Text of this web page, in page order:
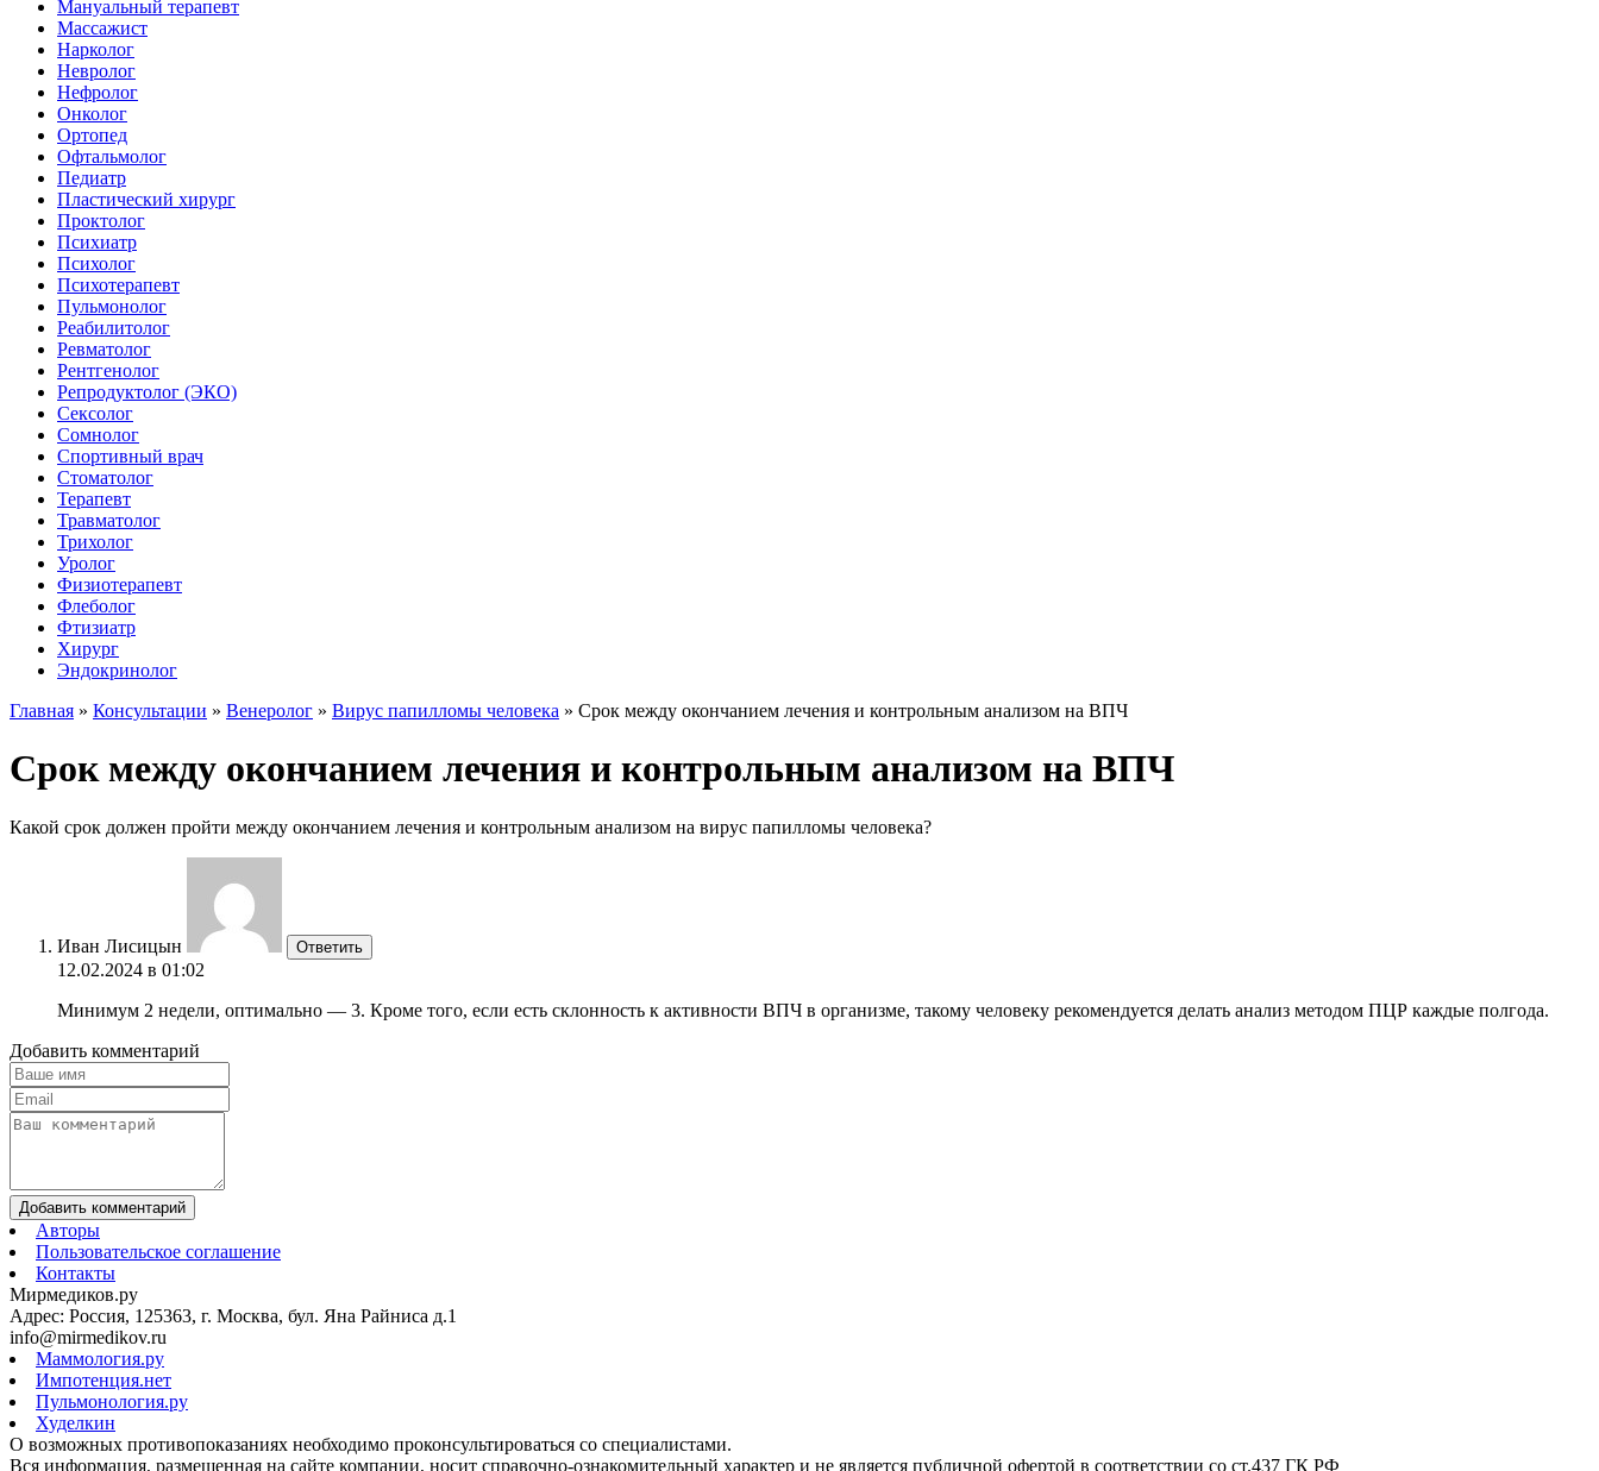
Мануальный терапевт
Массажист
Нарколог
Невролог
Нефролог
Онколог
Ортопед
Офтальмолог
Педиатр
Пластический хирург
Проктолог
Психиатр
Психолог
Психотерапевт
Пульмонолог
Реабилитолог
Ревматолог
Рентгенолог
Репродуктолог (ЭКО)
Сексолог
Сомнолог
Спортивный врач
Стоматолог
Терапевт
Травматолог
Трихолог
Уролог
Физиотерапевт
Флеболог
Фтизиатр
Хирург
Эндокринолог
Главная » Консультации » Венеролог » Вирус папилломы человека » Срок между окончанием лечения и контрольным анализом на ВПЧ
Срок между окончанием лечения и контрольным анализом на ВПЧ
Какой срок должен пройти между окончанием лечения и контрольным анализом на вирус папилломы человека?
Иван Лисицын Ответить
12.02.2024 в 01:02
Минимум 2 недели, оптимально — 3. Кроме того, если есть склонность к активности ВПЧ в организме, такому человеку рекомендуется делать анализ методом ПЦР каждые полгода.
Добавить комментарий
Добавить комментарий
Авторы
Пользовательское соглашение
Контакты
Мирмедиков.ру
Адрес: Россия, 125363, г. Москва, бул. Яна Райниса д.1
info@mirmedikov.ru
Маммология.ру
Импотенция.нет
Пульмонология.ру
Худелкин
О возможных противопоказаниях необходимо проконсультироваться со специалистами.
Вся информация, размещенная на сайте компании, носит справочно-ознакомительный характер и не является публичной офертой в соответствии со ст.437 ГК РФ